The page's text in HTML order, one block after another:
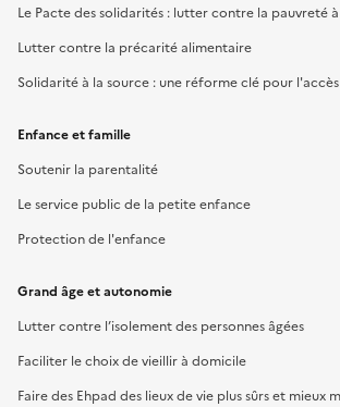
Le Pacte des solidarités : lutter contre la pauvreté
Lutter contre la précarité alimentaire
Solidarité à la source : une réforme clé pour
Enfance et famille
Soutenir la parentalité
Le service public de la petite enfance
Protection de l'enfance
Grand âge et autonomie
Lutter contre l’isolement des personnes âgées
Faciliter le choix de vieillir à domicile
Faire des Ehpad des lieux de vie plus sûrs et mieux